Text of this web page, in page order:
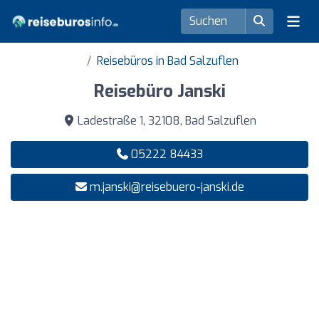
Reisebüros in Bad Salzuflen
Reisebüro Janski
Ladestraße 1, 32108, Bad Salzuflen
05222 84433
m.janski@reisebuero-janski.de